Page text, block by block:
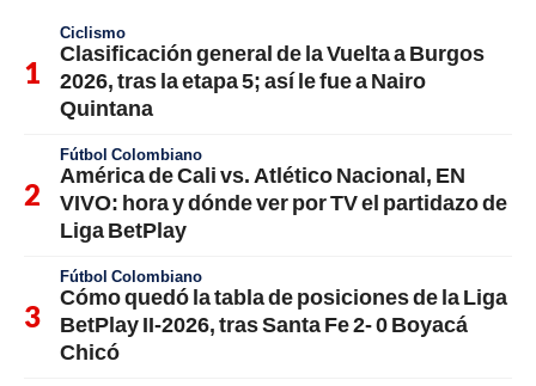
Ciclismo
Clasificación general de la Vuelta a Burgos
2026, tras la etapa 5; así le fue a Nairo
Quintana
Fútbol Colombiano
América de Cali vs. Atlético Nacional, EN
VIVO: hora y dónde ver por TV el partidazo de
Liga BetPlay
Fútbol Colombiano
Cómo quedó la tabla de posiciones de la Liga
BetPlay II-2026, tras Santa Fe 2- 0 Boyacá
Chicó